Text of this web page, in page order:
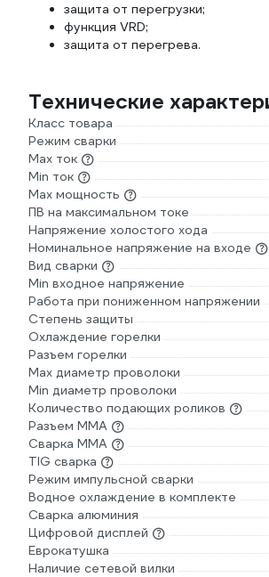
защита от перегрузки;
функция VRD;
защита от перегрева.
Технические
Класс товара
Режим сварки
Max ток
Min ток
Max мощность
ПВ на максимальном токе
Напряжение холостого хода
Номинальное напряжение на входе
Вид сварки
Min входное напряжение
Работа при пониженном напряжении
Степень защиты
Охлаждение горелки
Разъем горелки
Max диаметр проволоки
Min диаметр проволоки
Количество подающих роликов
Разъем ММА
Сварка ММА
TIG сварка
Режим импульсной сварки
Водное охлаждение в комплекте
Сварка алюминия
Цифровой дисплей
Еврокатушка
Наличие сетевой вилки